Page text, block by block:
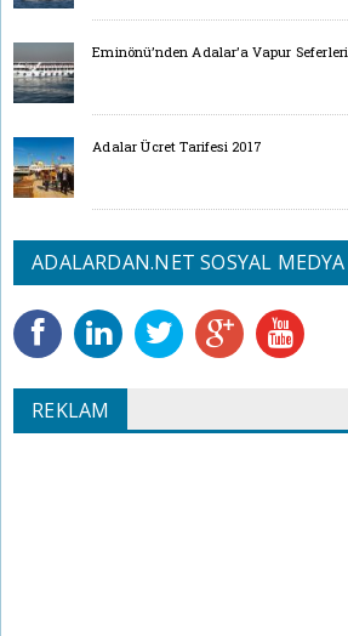
Eminönü’nden Adalar’a Vapur Seferleri
Adalar Ücret Tarifesi 2017
ADALARDAN.NET SOSYAL MEDYA
REKLAM